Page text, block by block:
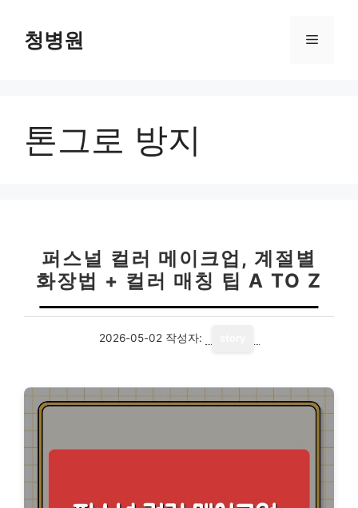
청병원 메
톤그로 방지
퍼스널 컬러 메이크업, 계절별
화장법 + 컬러 매칭 팁 A TO Z
2026-05-02 작성자: